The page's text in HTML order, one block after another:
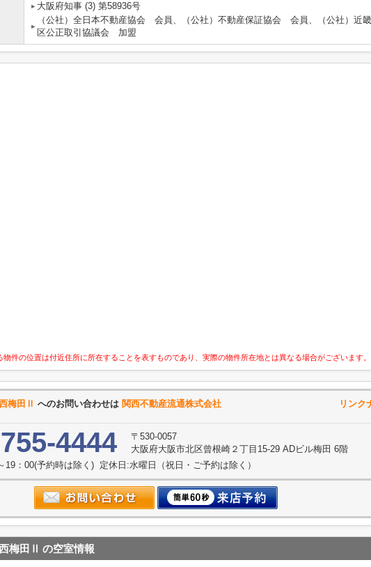
大阪府知事 (3) 第58936号
（公社）全日本不動産協会 会員、（公社）不動産保証協会 会員、（公社）近
区公正取引協議会 加盟
件の位置は付近住所に所在することを表すものであり、実際の物件所在地とは異なる場合がございます。
梅田Ⅱ へのお問い合わせは 関西不動産流通株式会社 リンクナ
4444
〒530-0057
大阪府大阪市北区曾根崎２丁目15-29 ADビル梅田 6階
19：00(予約時は除く) 定休日:水曜日（祝日・ご予約は除く）
梅田Ⅱ の空室情報